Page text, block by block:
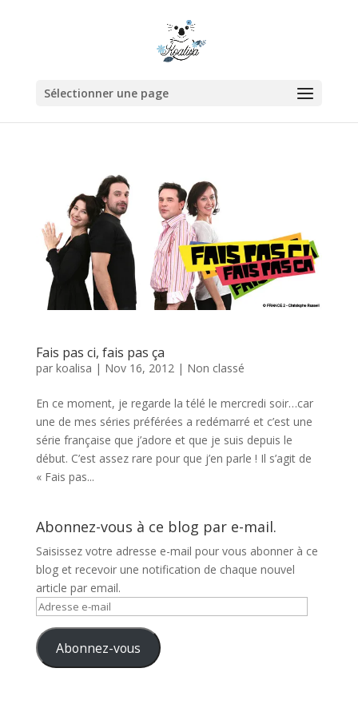
Sélectionner une page
Fais pas ci, fais pas ça
par koalisa | Nov 16, 2012| Non classé
En ce moment, je regarde la télé le mercredi soir…car
une de mes séries préférées a redémarré et c’est une
série française que j’adore et que je suis depuis le
début. C’est assez rare pour que j’en parle ! Il s’agit de
« Fais pas...
Abonnez-vous à ce blog par e-mail.
Saisissez votre adresse e-mail pour vous abonner à ce
blog et recevoir une notification de chaque nouvel
article par email.
Adresse
mail Abonnez-vous